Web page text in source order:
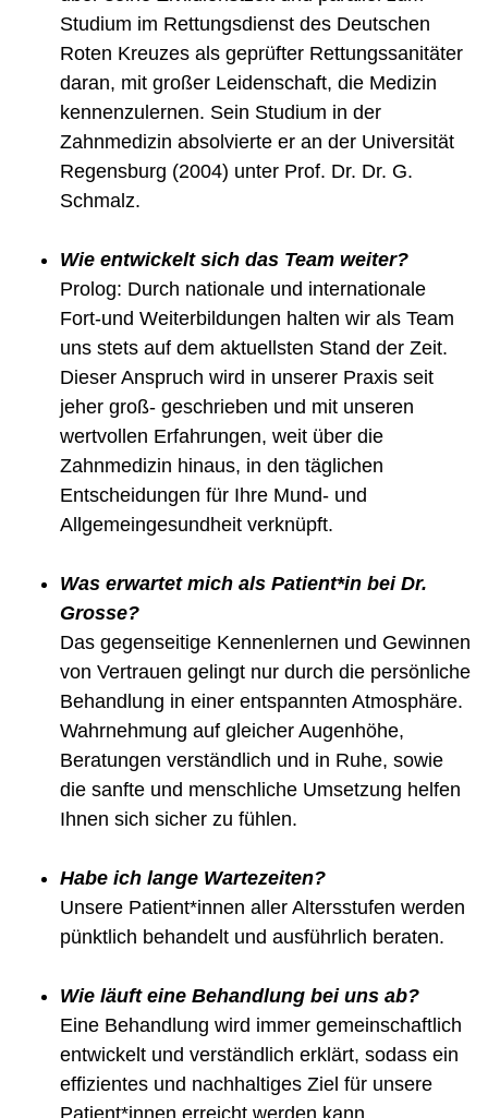
Studium im Rettungsdienst des Deutschen
Roten Kreuzes als geprüfter Rettungssanitäter
daran, mit großer Leidenschaft, die Medizin
kennenzulernen. Sein Studium in der
Zahnmedizin absolvierte er an der Universität
Regensburg (2004) unter Prof. Dr. Dr. G.
Schmalz.
Wie entwickelt sich das Team weiter?
Prolog: Durch nationale und internationale
Fort-und Weiterbildungen halten wir als Team
uns stets auf dem aktuellsten Stand der Zeit.
Dieser Anspruch wird in unserer Praxis seit
jeher groß- geschrieben und mit unseren
wertvollen Erfahrungen, weit über die
Zahnmedizin hinaus, in den täglichen
Entscheidungen für Ihre Mund- und
Allgemeingesundheit verknüpft.
Was erwartet mich als Patient*in bei Dr.
Grosse?
Das gegenseitige Kennenlernen und Gewinnen
von Vertrauen gelingt nur durch die persönliche
Behandlung in einer entspannten Atmosphäre.
Wahrnehmung auf gleicher Augenhöhe,
Beratungen verständlich und in Ruhe, sowie
die sanfte und menschliche Umsetzung helfen
Ihnen sich sicher zu fühlen.
Habe ich lange Wartezeiten?
Unsere Patient*innen aller Altersstufen werden
pünktlich behandelt und ausführlich beraten.
Wie läuft eine Behandlung bei uns ab?
Eine Behandlung wird immer gemeinschaftlich
entwickelt und verständlich erklärt, sodass ein
effizientes und nachhaltiges Ziel für unsere
Patient*innen erreicht werden kann.